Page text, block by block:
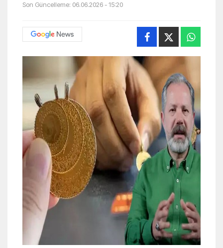
Son Güncelleme: 06.06.2026 - 15:20